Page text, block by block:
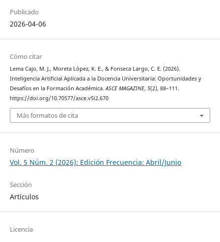
Publicado
2026-04-06
Cómo citar
Lema Cajo, M. J., Moreta López, K. E., & Fonseca Largo, C. E. (2026).
Inteligencia Artificial Aplicada a la Docencia Universitaria: Oportunidades y
Desafíos en la Formación Académica. ASCE MAGAZINE, 5(2), 88–111.
https://doi.org/10.70577/asce.v5i2.670
Más formatos de cita
Número
Vol. 5 Núm. 2 (2026): Edición Frecuencia: Abril/Junio
Sección
Artículos
Licencia